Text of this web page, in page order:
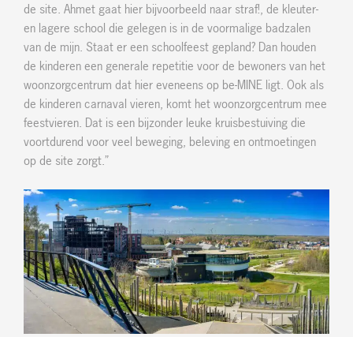
de site. Ahmet gaat hier bijvoorbeeld naar straf!, de kleuter-
en lagere school die gelegen is in de voormalige badzalen
van de mijn. Staat er een schoolfeest gepland? Dan houden
de kinderen een generale repetitie voor de bewoners van het
woonzorgcentrum dat hier eveneens op be-MINE ligt. Ook als
de kinderen carnaval vieren, komt het woonzorgcentrum mee
feestvieren. Dat is een bijzonder leuke kruisbestuiving die
voortdurend voor veel beweging, beleving en ontmoetingen
op de site zorgt.”